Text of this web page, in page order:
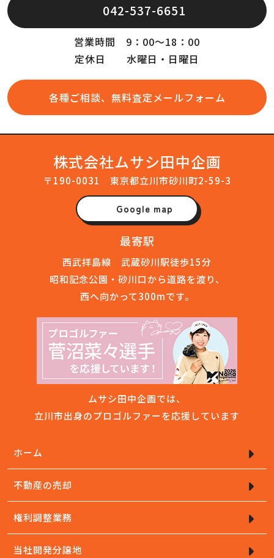
042-537-6651
営業時間 9：00～18：00
定休日 水曜日・日曜日
各種ご相談、無料査定メールフォーム
株式会社ムサシ田中企画
〒190-0031 東京都立川市砂川町2-59-3
Google map
最寄駅
西武拝島線 武蔵砂川駅徒歩15分
昭和記念公園・砂川口から道路を渡り、
西へ向かって300mです。
ムサシ田中企画では、
立川市出身のプロゴルファーを応援しています
ホーム
不動産の売却
権利調整業務
当社開発分譲地